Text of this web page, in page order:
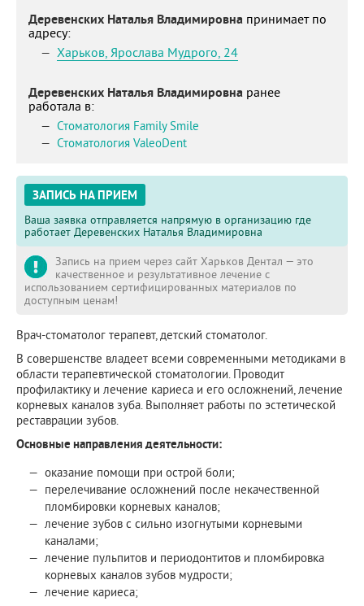
Деревенских Наталья Владимировна принимает по
адресу:
Харьков, Ярослава Мудрого, 24
Деревенских Наталья Владимировна ранее
работала в:
Стоматология Family Smile
Стоматология ValeoDent
ЗАПИСЬ НА ПРИЕМ
Ваша заявка отправляется напрямую в организацию где
работает Деревенских Наталья Владимировна
Запись на прием через сайт Харьков Дентал — это
качественное и результативное лечение с
использованием сертифицированных материалов по
доступным ценам!
Врач-стоматолог терапевт, детский стоматолог.
В совершенстве владеет всеми современными методиками в
области терапевтической стоматологии. Проводит
профилактику и лечение кариеса и его осложнений, лечение
корневых каналов зуба. Выполняет работы по эстетической
реставрации зубов.
Основные направления деятельности:
оказание помощи при острой боли;
перелечивание осложнений после некачественной
пломбировки корневых каналов;
лечение зубов с сильно изогнутыми корневыми
каналами;
лечение пульпитов и периодонтитов и пломбировка
корневых каналов зубов мудрости;
лечение кариеса;